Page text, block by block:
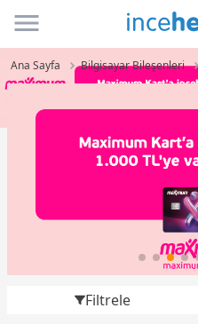
Incehesap
Ana Sayfa Bilgisayar Bileşenleri
Filtrele